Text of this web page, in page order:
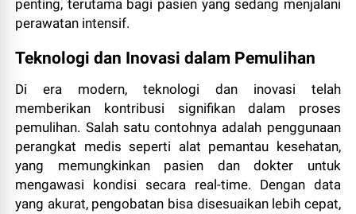
penting, terutama bagi pasien yang sedang menjalani
perawatan intensif.
Teknologi dan Inovasi dalam Pemulihan
Di era modern, teknologi dan inovasi telah
memberikan kontribusi signifikan dalam proses
pemulihan. Salah satu contohnya adalah penggunaan
perangkat medis seperti alat pemantau kesehatan,
yang memungkinkan pasien dan dokter untuk
mengawasi kondisi secara real-time. Dengan data
yang akurat, pengobatan bisa disesuaikan lebih cepat,